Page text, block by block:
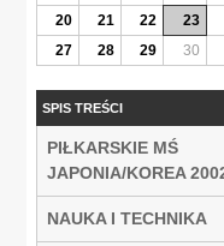
20
21 22 23
27
28 29 30
SPIS TREŚCI
PIŁKARSKIE MŚ
JAPONIA/KOREA
NAUKA I TECHNIKA